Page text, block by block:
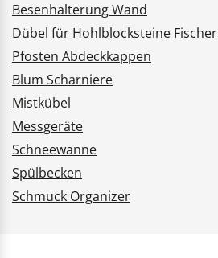
Besenhalterung Wand
Dübel für Hohlblocksteine Fischer
Pfosten Abdeckkappen
Blum Scharniere
Mistkübel
Messgeräte
Schneewanne
Spülbecken
Schmuck Organizer